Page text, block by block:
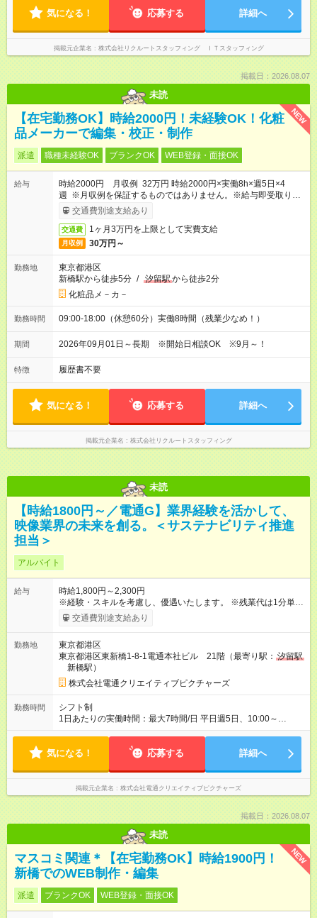
気になる！ 応募する 詳細へ
掲載元企業名 株式会社リクルートスタッフィング ＩＴスタッフィング
掲載日：2026.08.07
未読
NEW
【在宅勤務OK】時給2000円！未経験OK！化粧
品メーカーで編集・校正・制作
派遣 職種未経験OK ブランクOK WEB登録・面接OK
給与
時給2000円 月収例 32万円 時給2000円×実働8h×週5日×4
週 ※月収例を保証するものではありません。※給与即受取りサ
ービス利用可（利用条件有）
交通費別途支給あり
交通費 1ヶ月3万円を上限として実費支給
月収例 30万円～
勤務地
東京都港区
新橋駅から徒歩5分 / 汐留駅から徒歩2分
化粧品メ－カ－
勤務時間 09:00-18:00（休憩60分）実働8時間（残業少なめ！）
期間 2026年09月01日～長期 ※開始日相談OK ※9月～！
特徴 履歴書不要
気になる！ 応募する 詳細へ
掲載元企業名 株式会社リクルートスタッフィング
未読
【時給1800円～／電通G】業界経験を活かして、
映像業界の未来を創る。＜サステナビリティ推進
担当＞
アルバイト
給与
時給1,800円～2,300円
※経験・スキルを考慮し、優遇いたします。 ※残業代は1分単位
で全額支給します。 【試用期間】試用期間なし
交通費別途支給あり
勤務地
東京都港区
東京都港区東新橋1-8-1電通本社ビル 21階（最寄り駅： 汐留駅
新橋駅）
株式会社電通クリエイティブピクチャーズ
勤務時間
シフト制
1日あたりの実働時間：最大7時間/日 平日週5日、10:00～
18:00（実働7時間、休憩1時間） ・所定時間外勤務：あり（残
捗状況によります） ※上記時間から多少変更することもできま
ワークも可能です
気になる！ 応募する 詳細へ
掲載元企業名 株式会社電通クリエイティブピクチャーズ
掲載日：2026.08.07
未読
NEW
マスコミ関連＊【在宅勤務OK】時給1900円！
新橋でのWEB制作・編集
派遣 ブランクOK WEB登録・面接OK